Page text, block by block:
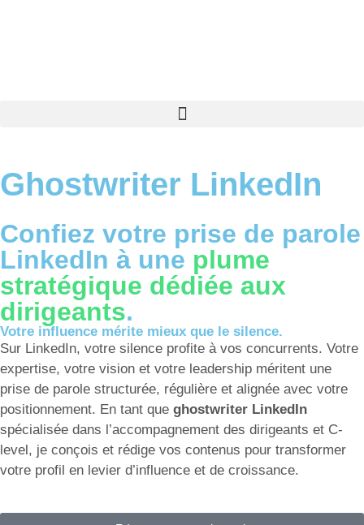
Ghostwriter LinkedIn
Confiez votre prise de parole
LinkedIn à une plume
stratégique dédiée aux
dirigeants.
Votre influence mérite mieux que le silence.
Sur LinkedIn, votre silence profite à vos concurrents. Votre
expertise, votre vision et votre leadership méritent une
prise de parole structurée, régulière et alignée avec votre
positionnement. En tant que ghostwriter LinkedIn
spécialisée dans l’accompagnement des dirigeants et C-
level, je conçois et rédige vos contenus pour transformer
votre profil en levier d’influence et de croissance.